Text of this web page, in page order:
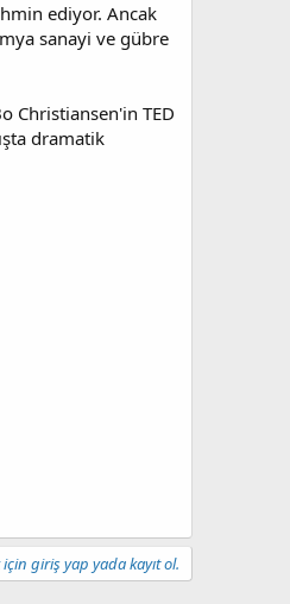
ediyor. Ancak
sanayi ve gübre
Christiansen'in TED
dramatik
giriş yap yada kayıt ol.